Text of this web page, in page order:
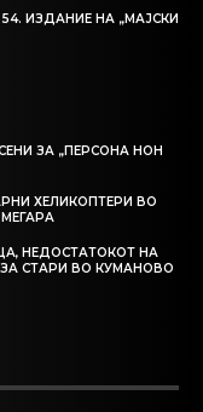
ИЗДАНИЕ НА „МАЈСКИ
ЗА „ПЕРСОНА НОН
ХЕЛИКОПТЕРИ ВО
НЕДОСТАТОКОТ НА
СТАРИ ВО КУМАНОВО